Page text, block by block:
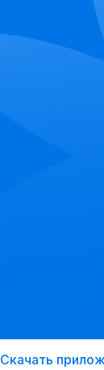
Скачать